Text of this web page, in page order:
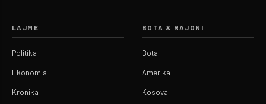
LAJME
Politika
Ekonomia
Kronika
BOTA & RAJONI
Bota
Amerika
Kosova